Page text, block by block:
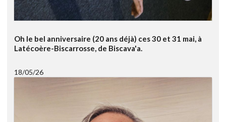
Oh le bel anniversaire (20 ans déjà) ces 30 et 31 mai, à
Latécoère-Biscarrosse, de Biscava'a.
18/05/26